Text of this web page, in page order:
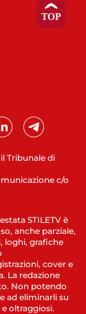
Tribunale di
c/o
STILETV è
anche parziale,
loghi, grafiche
cover e
La redazione
Non potendo
ad eliminarli su
oltraggiosi.